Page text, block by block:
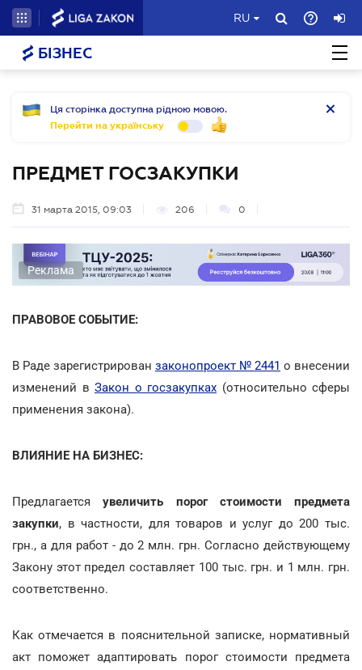
RU
БІЗНЕС
Ця сторінка доступна рідною мовою.
Перейти на українську
ПРЕДМЕТ ГОСЗАКУПКИ
31 марта 2015, 09:03 206 0
Реклама
ПРАВОВОЕ СОБЫТИЕ:
В Раде зарегистрирован законопроект № 2441 о внесении
изменений в Закон о госзакупках (относительно сферы
применения закона).
ВЛИЯНИЕ НА БИЗНЕС:
Предлагаетсяувеличить порог стоимости предмета
закупки, в частности, для товаров и услуг до 200 тыс.
грн., а для работ - до 2 млн. грн. Согласно действующему
Закону этот предел составляет 100 тыс. грн. и 1 млн. грн.
соответственно.
Как отмечается в пояснительной записке, нормативный
акт поможет адаптировать порог стоимости предмета